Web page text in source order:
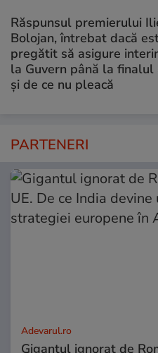
Răspunsul premierului
Bolojan, întrebat dacă
pregătit să asigure
la Guvern până la finalul
și de ce nu pleacă
PARTENERI
Adevarul.ro
Gigantul ignorat de